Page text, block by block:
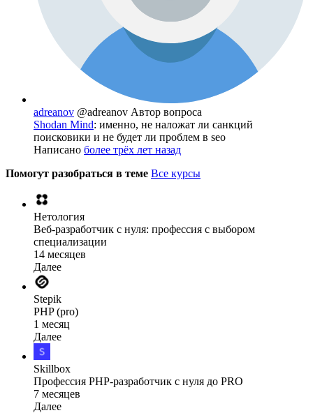
adreanov @adreanov Автор вопроса
Shodan Mind: именно, не наложат ли санкций
поисковики и не будет ли проблем в seo
Написано более трёх лет назад
Помогут разобраться в теме Все курсы
Нетология
Веб-разработчик с нуля: профессия с выбором
специализации
14 месяцев
Далее
Stepik
PHP (pro)
1 месяц
Далее
Skillbox
Профессия PHP-разработчик с нуля до PRO
7 месяцев
Далее